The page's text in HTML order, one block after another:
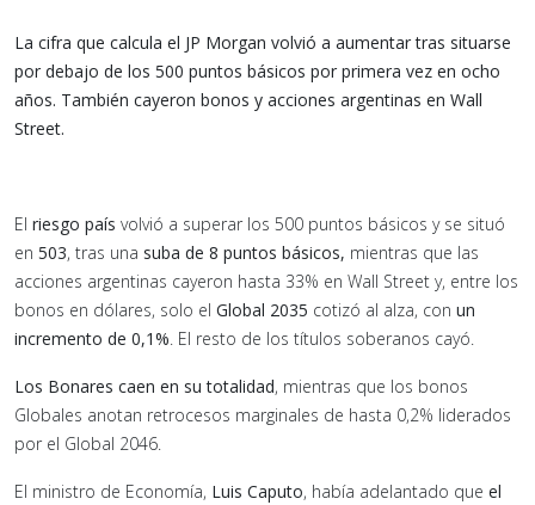
La cifra que calcula el JP Morgan volvió a aumentar tras situarse
por debajo de los 500 puntos básicos por primera vez en ocho
años. También cayeron bonos y acciones argentinas en Wall
Street.
El riesgo país volvió a superar los 500 puntos básicos y se situó
en 503, tras una suba de 8 puntos básicos, mientras que las
acciones argentinas cayeron hasta 33% en Wall Street y, entre los
bonos en dólares, solo el Global 2035 cotizó al alza, con un
incremento de 0,1%. El resto de los títulos soberanos cayó.
Los Bonares caen en su totalidad, mientras que los bonos
Globales anotan retrocesos marginales de hasta 0,2% liderados
por el Global 2046.
El ministro de Economía, Luis Caputo, había adelantado que el